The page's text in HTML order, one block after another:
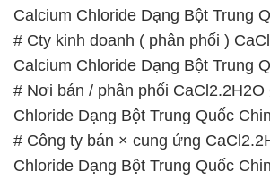
Calcium Chloride Dạng Bột Trung
# Cty kinh doanh ( phân phối )
Calcium Chloride Dạng Bột Trung
# Nơi bán / phân phối
Chloride Dạng Bột Trung Quốc
# Công ty bán × cung ứng
Chloride Dạng Bột Trung Quốc